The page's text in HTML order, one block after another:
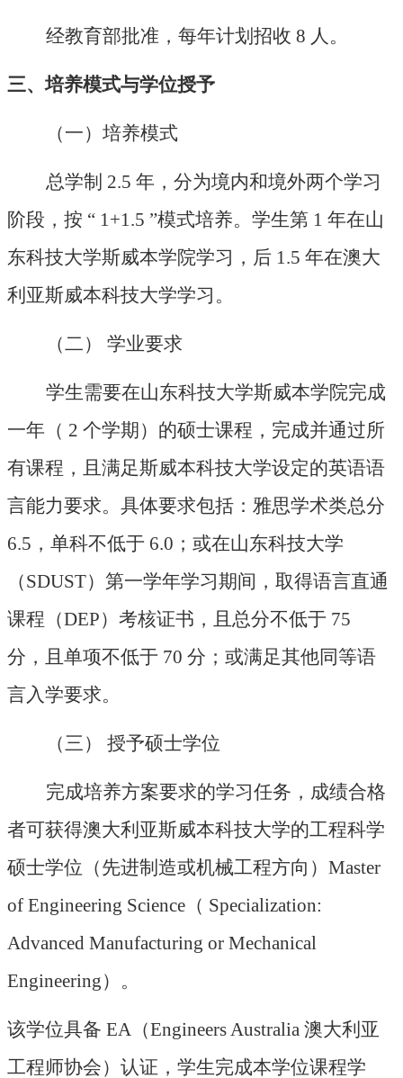
经教育部批准，每年计划招收 8 人。
三、培养模式与学位授予
（一）培养模式
总学制 2.5 年，分为境内和境外两个学习
阶段，按 “ 1+1.5 ”模式培养。学生第 1 年在山
东科技大学斯威本学院学习，后 1.5 年在澳大
利亚斯威本科技大学学习。
（二） 学业要求
学生需要在山东科技大学斯威本学院完成
一年（ 2 个学期）的硕士课程，完成并通过所
有课程，且满足斯威本科技大学设定的英语语
言能力要求。具体要求包括：雅思学术类总分
6.5，单科不低于 6.0；或在山东科技大学
（SDUST）第一学年学习期间，取得语言直通
课程（DEP）考核证书，且总分不低于 75
分，且单项不低于 70 分；或满足其他同等语
言入学要求。
（三） 授予硕士学位
完成培养方案要求的学习任务，成绩合格
者可获得澳大利亚斯威本科技大学的工程科学
硕士学位（先进制造或机械工程方向）Master
of Engineering Science（ Specialization:
Advanced Manufacturing or Mechanical
Engineering）。
该学位具备 EA（Engineers Australia 澳大利亚
工程师协会）认证，学生完成本学位课程学